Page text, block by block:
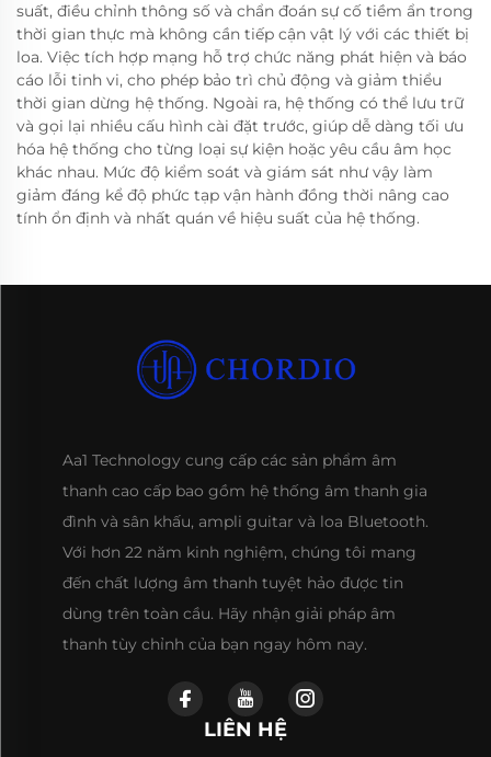
suất, điều chỉnh thông số và chẩn đoán sự cố tiềm ẩn trong
thời gian thực mà không cần tiếp cận vật lý với các thiết bị
loa. Việc tích hợp mạng hỗ trợ chức năng phát hiện và báo
cáo lỗi tinh vi, cho phép bảo trì chủ động và giảm thiểu
thời gian dừng hệ thống. Ngoài ra, hệ thống có thể lưu trữ
và gọi lại nhiều cấu hình cài đặt trước, giúp dễ dàng tối ưu
hóa hệ thống cho từng loại sự kiện hoặc yêu cầu âm học
khác nhau. Mức độ kiểm soát và giám sát như vậy làm
giảm đáng kể độ phức tạp vận hành đồng thời nâng cao
tính ổn định và nhất quán về hiệu suất của hệ thống.
Aa1 Technology cung cấp các sản phẩm âm
thanh cao cấp bao gồm hệ thống âm thanh gia
đình và sân khấu, ampli guitar và loa Bluetooth.
Với hơn 22 năm kinh nghiệm, chúng tôi mang
đến chất lượng âm thanh tuyệt hảo được tin
dùng trên toàn cầu. Hãy nhận giải pháp âm
thanh tùy chỉnh của bạn ngay hôm nay.
LIÊN HỆ